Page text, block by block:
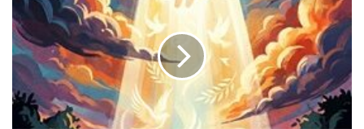
de
medo
(II
Crônicas
20)